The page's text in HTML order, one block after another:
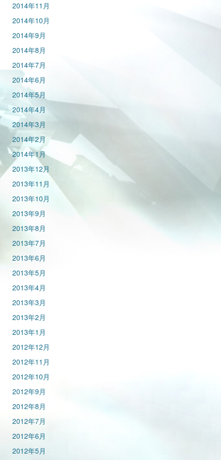
2014年11月
2014年10月
2014年9月
2014年8月
2014年7月
2014年6月
2014年5月
2014年4月
2014年3月
2014年2月
2014年1月
2013年12月
2013年11月
2013年10月
2013年9月
2013年8月
2013年7月
2013年6月
2013年5月
2013年4月
2013年3月
2013年2月
2013年1月
2012年12月
2012年11月
2012年10月
2012年9月
2012年8月
2012年7月
2012年6月
2012年5月